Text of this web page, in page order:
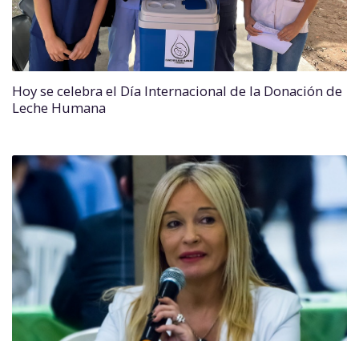
Hoy se celebra el Día Internacional de la Donación de
Leche Humana